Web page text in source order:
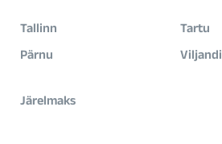
Tallinn
Tartu
Pärnu
Viljandi
Järelmaks